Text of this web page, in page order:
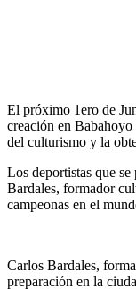
El próximo 1ero de
creación en Babahoyo
del culturismo y la
Los deportistas que
Bardales, formador
campeonas en el
Carlos Bardales,
preparación en la